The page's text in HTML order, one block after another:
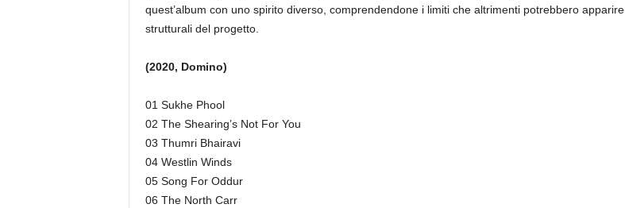
quest’album con uno spirito diverso, comprendendone i limiti che altrimenti potrebbero apparire
strutturali del progetto.
(2020, Domino)
01 Sukhe Phool
02 The Shearing’s Not For You
03 Thumri Bhairavi
04 Westlin Winds
05 Song For Oddur
06 The North Carr